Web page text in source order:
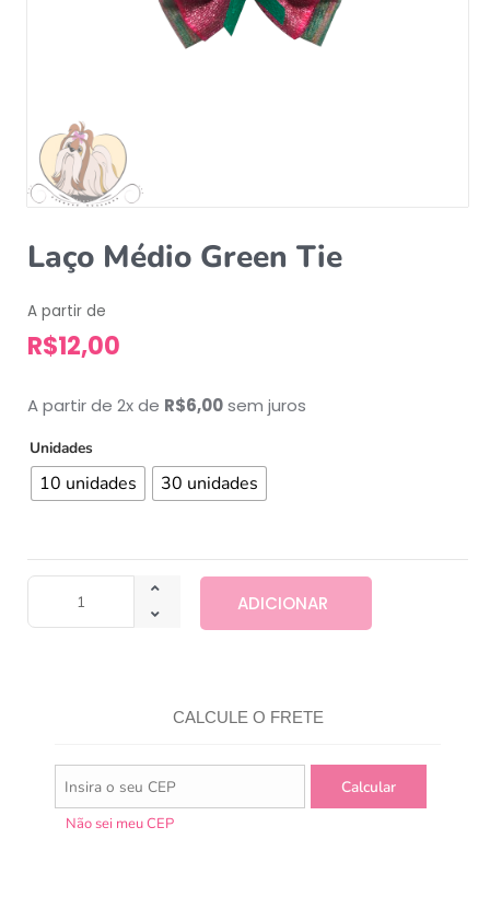
Laço Médio Green Tie
A partir de
R$12,00
A partir de 2x de R$6,00sem juros
Unidades
10 unidades 30 unidades
ADICIONAR
CALCULE O FRETE
Não sei meu CEP